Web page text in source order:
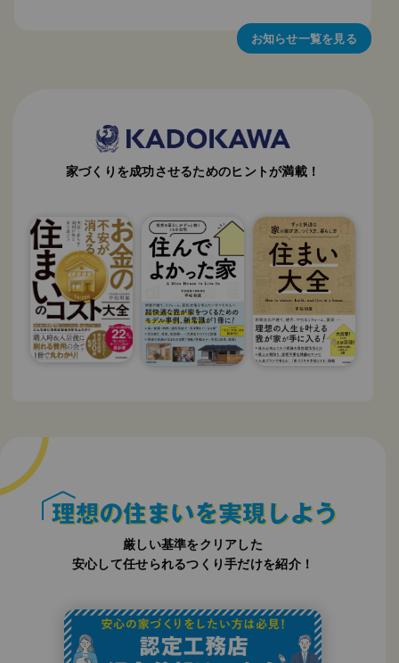
お知らせ一覧を見る
家づくりを成功させるためのヒントが満載！
厳しい基準をクリアした
安心して任せられるつくり手だけを紹介！